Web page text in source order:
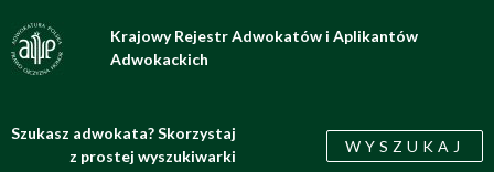
Krajowy Rejestr Adwokatów i Aplikantów
Adwokackich
Szukasz adwokata? Skorzystaj
z prostej wyszukiwarki
WYSZUKAJ